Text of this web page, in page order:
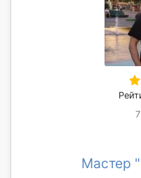
Мастер